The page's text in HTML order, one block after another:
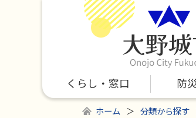
くらし・窓口 防
ホーム 分類から探す